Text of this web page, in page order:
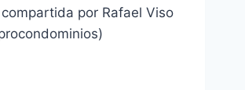
por Rafael Viso